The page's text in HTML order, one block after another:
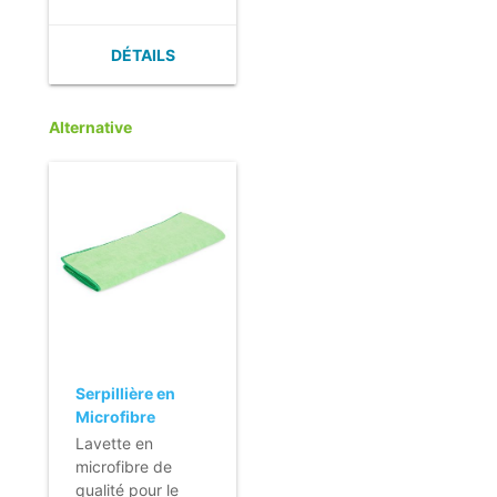
- Idéale pour le
bio-nettoyage des
endroits où un
hygiénique est
DÉTAILS
Alternative
Serpillière en
Microfibre
Original - 70 x 53
cm - vert
Lavette en
microfibre de
qualité pour le